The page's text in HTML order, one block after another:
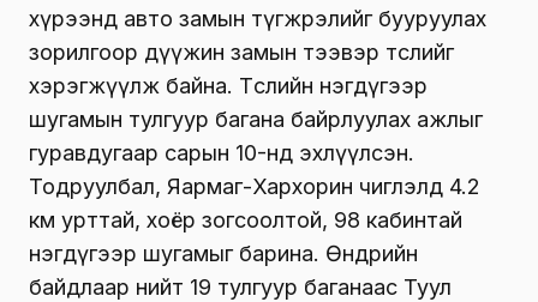
хүрээнд авто замын түгжрэлийг бууруулах
зорилгоор дүүжин замын тээвэр төслийг
хэрэгжүүлж байна. Төслийн нэгдүгээр
шугамын тулгуур багана байрлуулах ажлыг
гуравдугаар сарын 10-нд эхлүүлсэн.
Тодруулбал, Яармаг-Хархорин чиглэлд 4.2
км урттай, хоёр зогсоолтой, 98 кабинтай
нэгдүгээр шугамыг барина. Өнөөдрийн
байдлаар нийт 19 тулгуур баганаас Туул